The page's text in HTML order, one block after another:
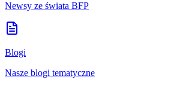
Newsy ze świata BFP
Blogi
Nasze blogi tematyczne